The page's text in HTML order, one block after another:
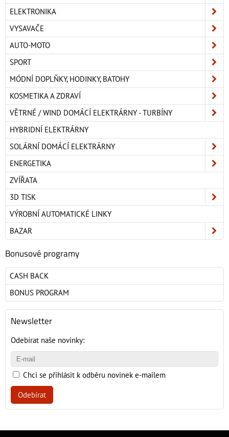
ELEKTRONIKA
VYSAVAČE
AUTO-MOTO
SPORT
MÓDNÍ DOPLŇKY, HODINKY, BATOHY
KOSMETIKA A ZDRAVÍ
VĚTRNÉ / WIND DOMÁCÍ ELEKTRÁRNY - TURBÍNY
HYBRIDNÍ ELEKTRÁRNY
SOLÁRNÍ DOMÁCÍ ELEKTRÁRNY
ENERGETIKA
ZVÍŘATA
3D TISK
VÝROBNÍ AUTOMATICKÉ LINKY
BAZAR
Bonusové programy
CASH BACK
BONUS PROGRAM
Newsletter
Odebírat naše novinky:
Chci se přihlásit k odběru novinek e-mailem
Odebírat